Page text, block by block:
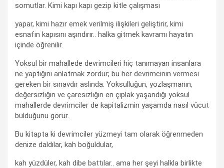
somutlar. Kimi kapı kapı gezip kitle çalışması
yapar, kimi hazır emek verilmiş ilişkileri geliştirir, kimi
esnafın kapısını aşındırır.. halka gitmek kavramı hayatın
içinde öğrenilir.
Yoksul bir mahallede devrimcileri hiç tanımayan insanlara
ne yaptığını anlatmak zordur; bu her devrimcinin vermesi
gereken bir sınavdır aslında. Yoksulluğun, yozlaşmanın,
değersizliğin ve çaresizliğin en çıplak yaşandığı yoksul
mahallerde devrimciler de kapitalizmin yaşamda nasıl vücut
bulduğunu görür.
Bu kitapta ki devrimciler yüzmeyi tam olarak öğrenmeden
denize daldılar, kah boğuldular,
kah yüzdüler, kah dibe battılar.. ama her şeyi halkla birlikte